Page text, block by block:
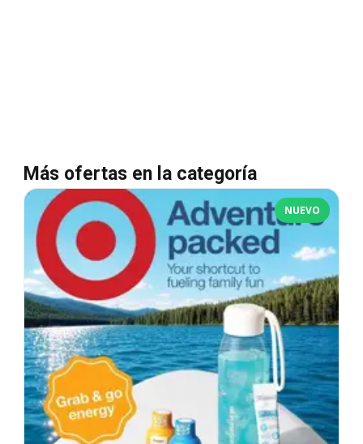
Más ofertas en la categoría
NUEVO